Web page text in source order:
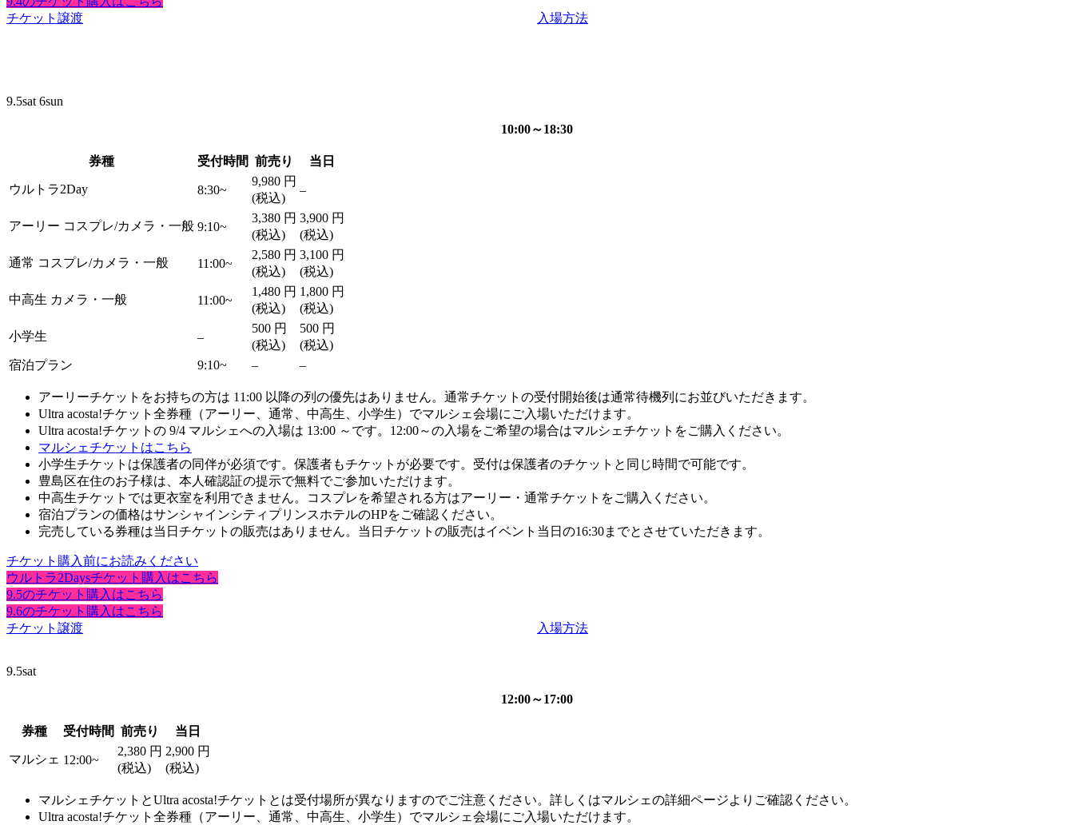
チケット譲渡
入場方法
9.5sat 6sun
10:00～18:30
券種 受付時間 前売り 当日
ウルトラ2Day 8:30~
9,980 円
(税込)
–
アーリー コスプレ/カメラ・一般 9:10~
3,380 円
(税込)
3,900 円
(税込)
通常 コスプレ/カメラ・一般 11:00~
2,580 円
(税込)
3,100 円
(税込)
中高生 カメラ・一般 11:00~
1,480 円
(税込)
1,800 円
(税込)
小学生 –
500 円
(税込)
500 円
(税込)
宿泊プラン
9:10~ – –
アーリーチケットをお持ちの方は 11:00 以降の列の優先はありません。通常チケットの受付開始後は通常待機列にお並びいただきます。
Ultra acosta!チケット全券種（アーリー、通常、中高生、小学生）でマルシェ会場にご入場いただけます。
Ultra acosta!チケットの 9/4 マルシェへの入場は 13:00 ～です。12:00～の入場をご希望の場合はマルシェチケットをご購入ください。
マルシェチケットはこちら
小学生チケットは保護者の同伴が必須です。保護者もチケットが必要です。受付は保護者のチケットと同じ時間で可能です。
豊島区在住のお子様は、本人確認証の提示で無料でご参加いただけます。
中高生チケットでは更衣室を利用できません。コスプレを希望される方はアーリー・通常チケットをご購入ください。
宿泊プランの価格はサンシャインシティプリンスホテルのHPをご確認ください。
完売している券種は当日チケットの販売はありません。当日チケットの販売はイベント当日の16:30までとさせていただきます。
チケット購入前にお読みください
ウルトラ2Daysチケット購入はこちら
9.5のチケット購入はこちら
9.6のチケット購入はこちら
チケット譲渡
入場方法
9.5sat
12:00～17:00
券種 受付時間 前売り 当日
マルシェ 12:00~
2,380 円
(税込)
2,900 円
(税込)
マルシェチケットとUltra acosta!チケットとは受付場所が異なりますのでご注意ください。詳しくはマルシェの詳細ページよりご確認ください。
Ultra acosta!チケット全券種（アーリー、通常、中高生、小学生）でマルシェ会場にご入場いただけます。